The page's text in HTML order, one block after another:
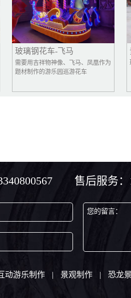
玻璃钢花车-飞马
需要用吉祥物神像、飞马、凤凰作为
题材制作的游乐园巡游花车
贵
玻璃
售后服务
您的留言：
动游乐制作 | 景观制作 | 恐龙